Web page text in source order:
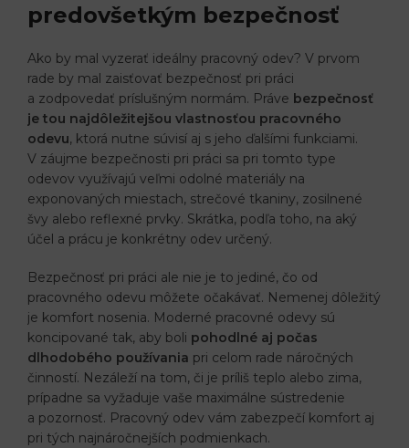
predovšetkým bezpečnosť
Ako by mal vyzerať ideálny pracovný odev? V prvom
rade by mal zaisťovať bezpečnosť pri práci
a zodpovedať príslušným normám. Práve bezpečnosť
je tou najdôležitejšou vlastnosťou pracovného
odevu, ktorá nutne súvisí aj s jeho ďalšími funkciami.
V záujme bezpečnosti pri práci sa pri tomto type
odevov využívajú veľmi odolné materiály na
exponovaných miestach, strečové tkaniny, zosilnené
švy alebo reflexné prvky. Skrátka, podľa toho, na aký
účel a prácu je konkrétny odev určený.
Bezpečnosť pri práci ale nie je to jediné, čo od
pracovného odevu môžete očakávať. Nemenej dôležitý
je komfort nosenia. Moderné pracovné odevy sú
koncipované tak, aby boli pohodlné aj počas
dlhodobého používania pri celom rade náročných
činností. Nezáleží na tom, či je príliš teplo alebo zima,
prípadne sa vyžaduje vaše maximálne sústredenie
a pozornosť. Pracovný odev vám zabezpečí komfort aj
pri tých najnáročnejších podmienkach.